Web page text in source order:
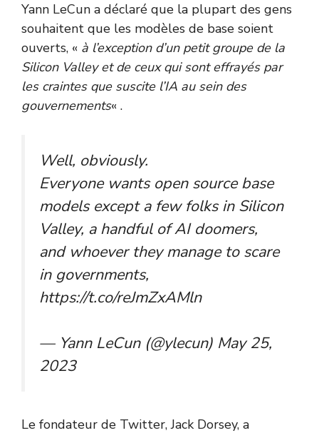
Yann LeCun a déclaré que la plupart des gens
souhaitent que les modèles de base soient
ouverts, « à l’exception d’un petit groupe de la
Silicon Valley et de ceux qui sont effrayés par
les craintes que suscite l’IA au sein des
gouvernements« .
Well, obviously.
Everyone wants open source base
models except a few folks in Silicon
Valley, a handful of AI doomers,
and whoever they manage to scare
in governments,
https://t.co/reJmZxAMln
— Yann LeCun (@ylecun) May 25,
2023
Le fondateur de Twitter, Jack Dorsey, a